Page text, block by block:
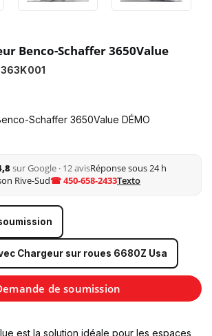
Benco-Schaffer 3650Value
Schaffer 3650Value DÉMO
sur Google · 12 avisRéponse sous 24 h
Rive-Sud☎ 450-658-2433Texto
Chargeur sur roues 6680Z Usa
de soumission
est la solution idéale pour les espaces